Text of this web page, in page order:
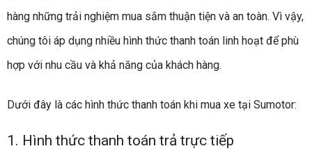
hàng những trải nghiệm mua sắm thuận tiện và an toàn. Vì vậy,
chúng tôi áp dụng nhiều hình thức thanh toán linh hoạt để phù
hợp với nhu cầu và khả năng của khách hàng.
Dưới đây là các hình thức thanh toán khi mua xe tại Sumotor:
1. Hình thức thanh toán trả trực tiếp